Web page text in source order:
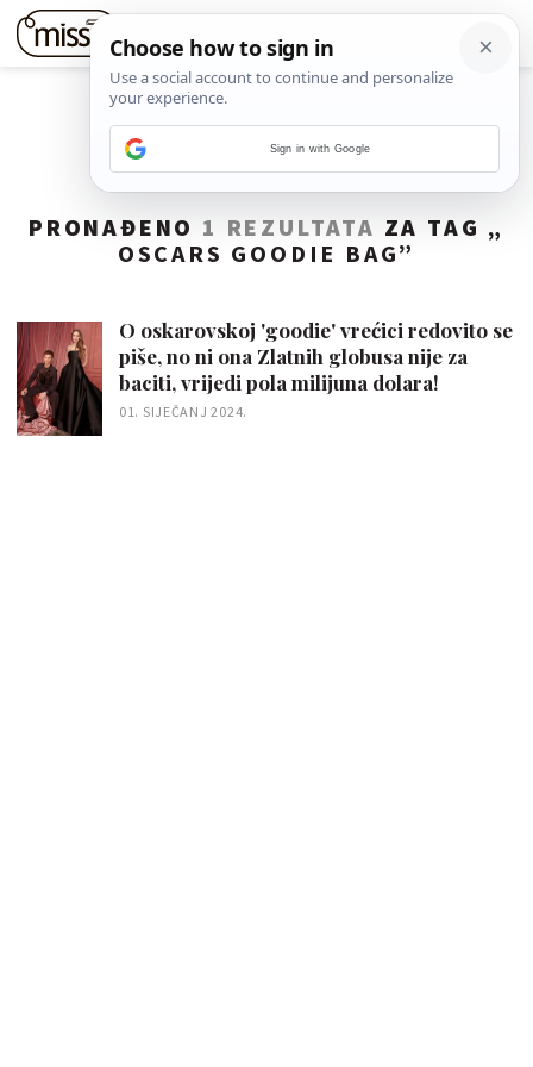
PRONAĐENO 1 REZULTATA ZA TAG „
OSCARS GOODIE BAG”
O oskarovskoj 'goodie' vrećici redovito se
piše, no ni ona Zlatnih globusa nije za
baciti, vrijedi pola milijuna dolara!
01. SIJEČANJ 2024.
Sign in with Google